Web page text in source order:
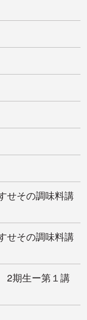
せその調味料講
せその調味料講
2期生ー第１講